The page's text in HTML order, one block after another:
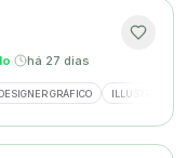
· há 27 dias
DESIGNER GRÁFICO ILLUSTRATOR